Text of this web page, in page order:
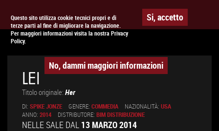
Questo sito utilizza cookie tecnici propri e di
terze parti al fine di migliorare la navigazione.
Per maggiori informazioni visita la nostra Privacy
Policy.
Si, accetto
No, dammi maggiori informazioni
APPUNTAMENTO AL CINEMA
LEI
Titolo originale: Her
DI: SPIKE JONZE GENERE: COMMEDIA NAZIONALITÀ: USA
ANNO: 2014 DISTRIBUTORE: BIM DISTRIBUZIONE
NELLE SALE DAL 13 MARZO 2014